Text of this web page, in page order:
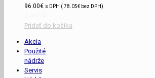
96.00€ s DPH ( 78.05€ bez DPH)
Pridať do košíka
Akcia
Použité
nádrže
Servis